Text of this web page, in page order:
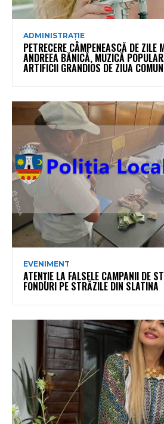
ADMINISTRAȚIE
PETRECERE CÂMPENEASCĂ DE ZILE
ANDREEA BĂNICĂ, MUZICĂ
ARTIFICII GRANDIOS DE ZIUA
EVENIMENT
ATENȚIE LA FALSELE CAMPANII DE
FONDURI PE STRĂZILE DIN SLATINA